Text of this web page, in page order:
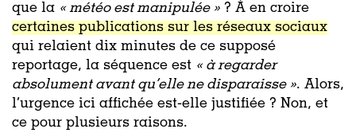
que la « météo est manipulée » ? À en croire
certaines publications sur les réseaux sociaux
qui relaient dix minutes de ce supposé
reportage, la séquence est « à regarder
absolument avant qu’elle ne disparaisse ». Alors,
l’urgence ici affichée est-elle justifiée ? Non, et
ce pour plusieurs raisons.